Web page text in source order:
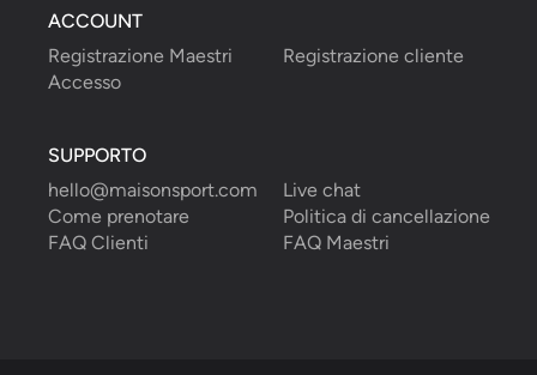
ACCOUNT
Registrazione Maestri
Registrazione cliente
Accesso
SUPPORTO
hello@maisonsport.com
Live chat
Come prenotare
Politica di cancellazione
FAQ Clienti
FAQ Maestri